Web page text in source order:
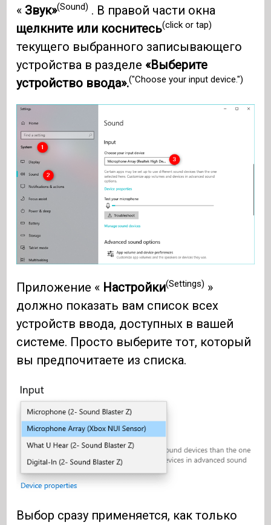
« Звук»(Sound) . В правой части окна
щелкните или коснитесь(click or tap)
текущего выбранного записывающего
устройства в разделе «Выберите
устройство ввода».("Choose your input device.")
Приложение « Настройки(Settings) »
должно показать вам список всех
устройств ввода, доступных в вашей
системе. Просто выберите тот, который
вы предпочитаете из списка.
Выбор сразу применяется, как только